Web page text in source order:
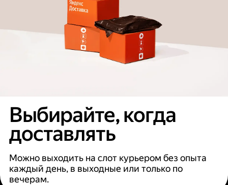
Выбирайте, когда
доставлять
Можно выходить на слот курьером без опыта
каждый день, в выходные или только по
вечерам.